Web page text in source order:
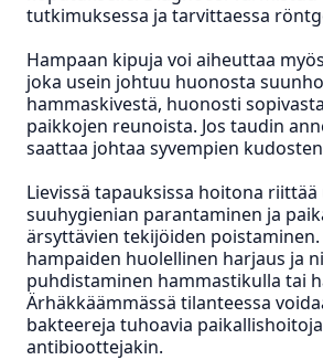
tutkimuksessa ja tarvittaessa
Hampaan kipuja voi aiheuttaa
joka usein johtuu huonosta
hammaskivestä, huonosti
paikkojen reunoista. Jos taudin
saattaa johtaa syvempien
Lievissä tapauksissa hoitona riittää
suuhygienian parantaminen ja
ärsyttävien tekijöiden
hampaiden huolellinen harjaus ja
puhdistaminen hammastikulla tai
Ärhäkkäämmässä tilanteessa
bakteereja tuhoavia
antibioottejakin.